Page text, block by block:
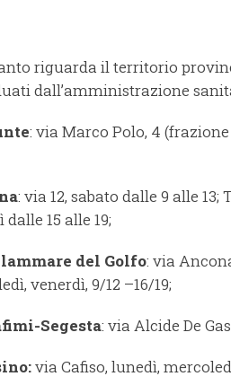
riguarda il territorio
dall’amministrazione
: via Marco Polo, 4
: via 12, sabato dalle 9 alle
15 alle 19;
del Golfo: via
venerdì, 9/12 –16/19;
Segesta: via Alcide De
via Cafiso, lunedì,